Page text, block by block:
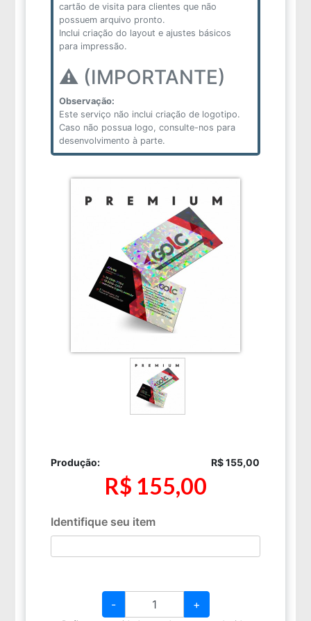
cartão de visita para clientes que não
possuem arquivo pronto.
Inclui criação do layout e ajustes básicos
para impressão.
⚠️ (IMPORTANTE)
Observação:
Este serviço não inclui criação de logotipo.
Caso não possua logo, consulte-nos para
desenvolvimento à parte.
Identifique seu item
- +
Produção: R$ 155,00
R$ 155,00